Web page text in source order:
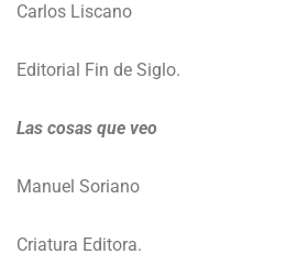
Carlos Liscano
Editorial Fin de Siglo.
Las cosas que veo
Manuel Soriano
Criatura Editora.